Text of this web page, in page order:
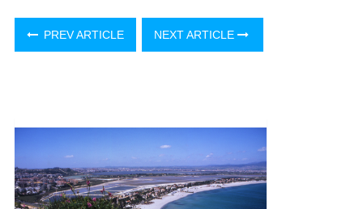
PREV ARTICLE NEXT ARTICLE